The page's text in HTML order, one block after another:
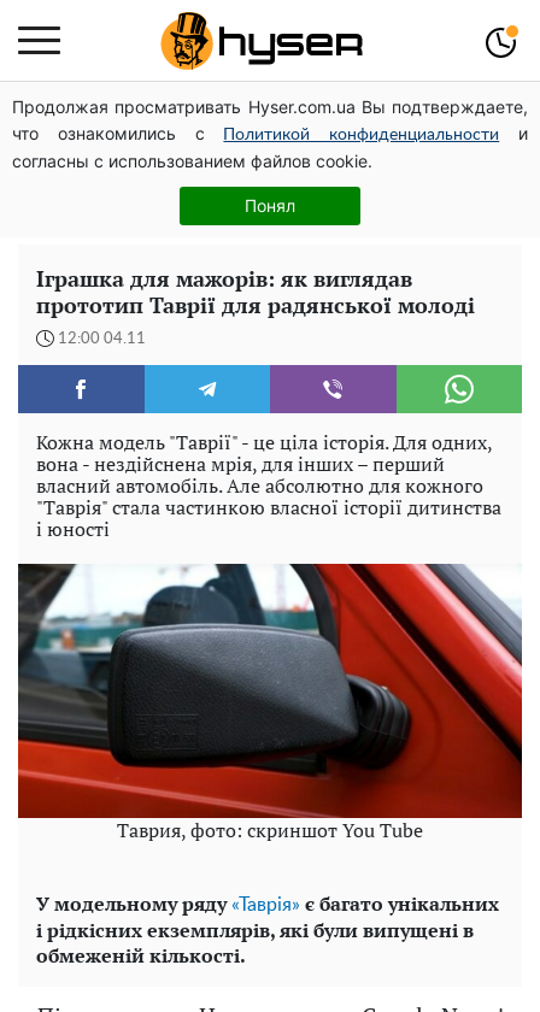
Продолжая просматривать Hyser.com.ua Вы подтверждаете,
что ознакомились с
Политикой конфиденциальности
и
согласны с использованием файлов cookie.
Понял
Гола Олена Тополя у цікавих позах змусила відвисати
щелепи: злив відео – було лише початком
Такої закуски завжди виявляється мало: рецепт
помідорів по-корейськи із солодким перцем та
морквою на зиму
Іграшка для мажорів: як виглядав
прототип Таврії для радянської молоді
12:00 04.11
Кожна модель "Таврії" - це ціла історія. Для одних,
вона - нездійснена мрія, для інших – перший
власний автомобіль. Але абсолютно для кожного
"Таврія" стала частинкою власної історії дитинства
і юності
Таврия, фото: скриншот You Tube
У модельному ряду «Таврія» є багато унікальних
і рідкісних екземплярів, які були випущені в
обмеженій кількості.